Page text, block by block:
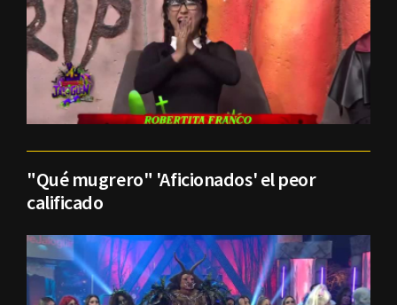
"Qué mugrero" 'Aficionados' el peor
calificado